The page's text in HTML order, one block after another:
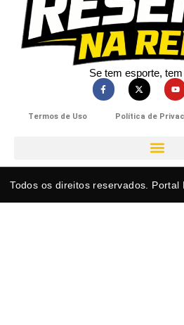
Se tem esporte,
Termos de Uso Política de
Todos os direitos reservados.